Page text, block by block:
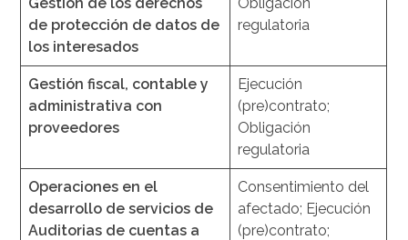
de protección de datos de
los interesados
regulatoria
Gestión fiscal, contable y
administrativa con
proveedores
Ejecución
(pre)contrato;
Obligación
regulatoria
Operaciones en el
desarrollo de servicios de
Auditorias de cuentas a
Consentimiento del
afectado; Ejecución
(pre)contrato;